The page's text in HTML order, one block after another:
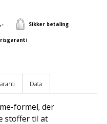
Sikker betaling
Data
formel, der
stoffer til at